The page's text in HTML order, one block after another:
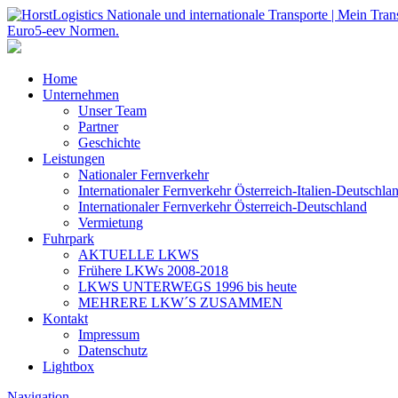
Home
Unternehmen
Unser Team
Partner
Geschichte
Leistungen
Nationaler Fernverkehr
Internationaler Fernverkehr Österreich-Italien-
Internationaler Fernverkehr Österreich-Deutschland
Vermietung
Fuhrpark
AKTUELLE LKWS
Frühere LKWs 2008-2018
LKWS UNTERWEGS 1996 bis heute
MEHRERE LKW´S ZUSAMMEN
Kontakt
Impressum
Datenschutz
Lightbox